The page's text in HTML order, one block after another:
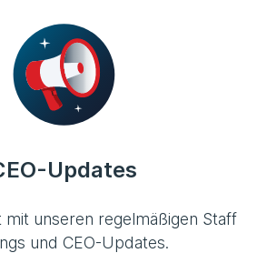
Updates
mit unseren regelmäßigen Staff
und CEO-Updates.